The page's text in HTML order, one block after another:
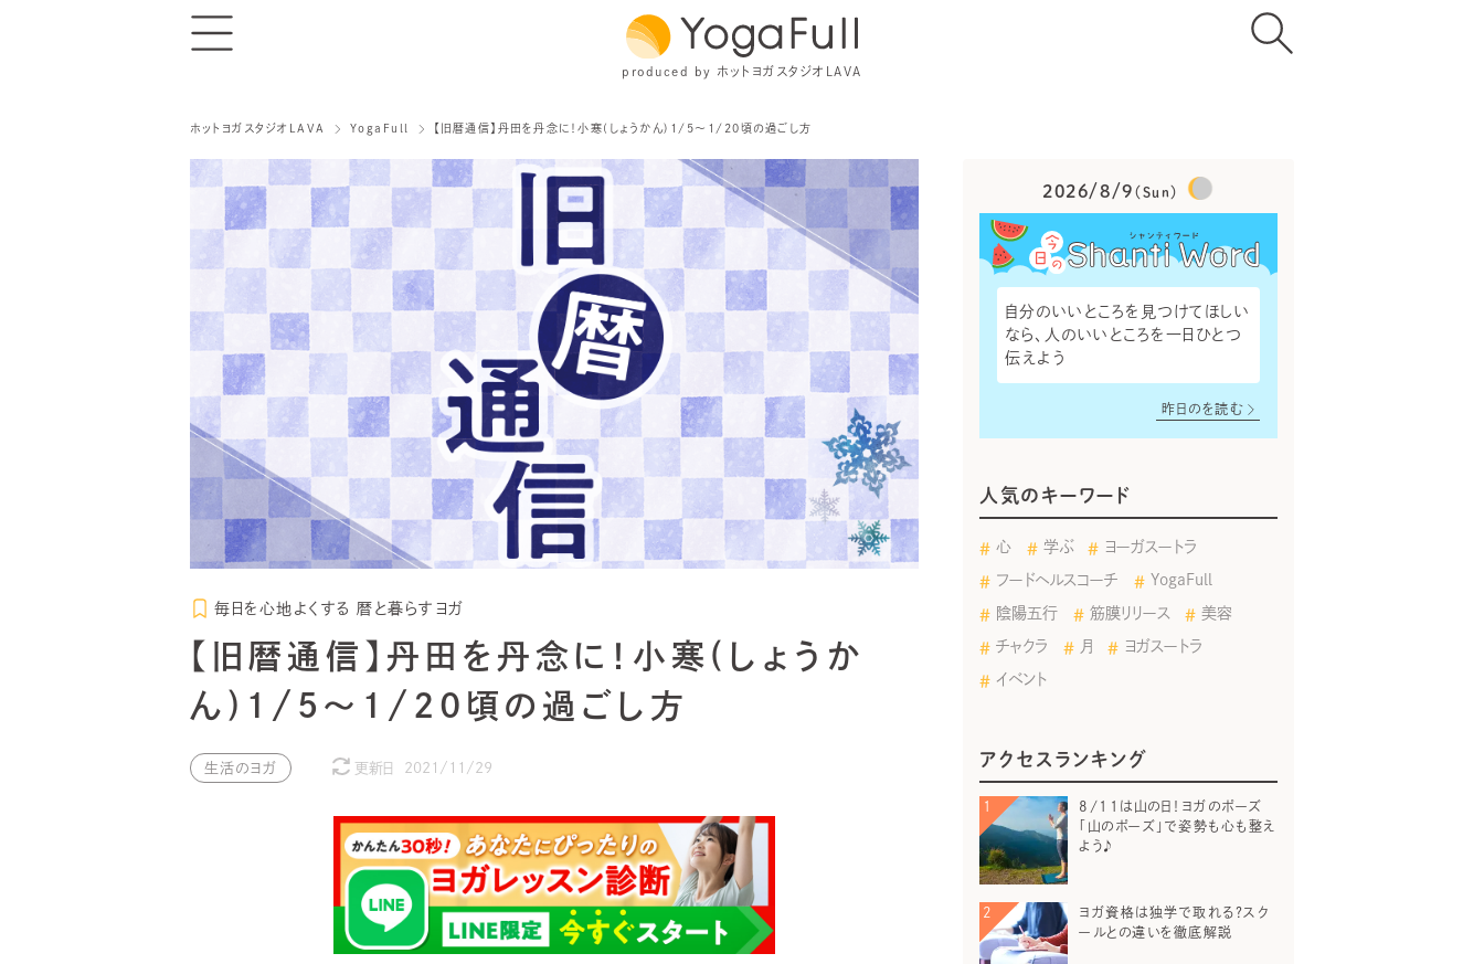
produced by ホットヨガスタジオLAVA
ホットヨガスタジオLAVA YogaFull 【旧暦通信】丹田を丹念に！小寒(しょうかん)1/5～1/20頃の過ごし方
毎日を心地よくする 暦と暮らすヨガ
【旧暦通信】丹田を丹念に！小寒(しょうか
ん)1/5～1/20頃の過ごし方
生活のヨガ 更新日 2021/11/29
2026/8/9 （Sun）
自分のいいところを見つけてほしい
なら、人のいいところを一日ひとつ
伝えよう
昨日のを読む
人気のキーワード
心 学ぶ ヨーガスートラ
フードヘルスコーチ YogaFull
陰陽五行 筋膜リリース 美容
チャクラ 月 ヨガスートラ
イベント
アクセスランキング
8/11は山の日！ヨガのポーズ
「山のポーズ」で姿勢も心も整え
よう♪
ヨガ資格は独学で取れる？スク
ールとの違いを徹底解説